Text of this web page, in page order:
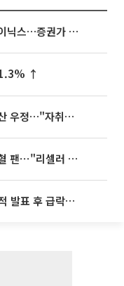
'불안과 기대 사이' 널뛰는 SK하이닉스…증권가 "HBM4·LTA 기반 펀터멘털 견고"
↑
'나혼산' 류혜영, 고경표와 16년산 우정…"자취방서 부모님과 마주쳐"
'차쥐뿔' 이준영, 포켓몬 카드 열혈 팬⋯"리셀러 처단할 것"
LIG디펜스앤에어로스페이스, 실적 발표 후 급락→반등⋯증권가 “28년까지 튼튼”